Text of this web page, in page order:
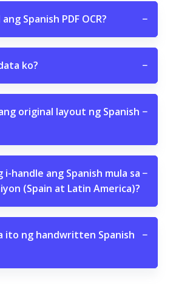
Spanish PDF OCR? −
ko? −
original layout ng Spanish −
i-handle ang Spanish mula sa
(Spain at Latin America)?
−
ito ng handwritten Spanish
−